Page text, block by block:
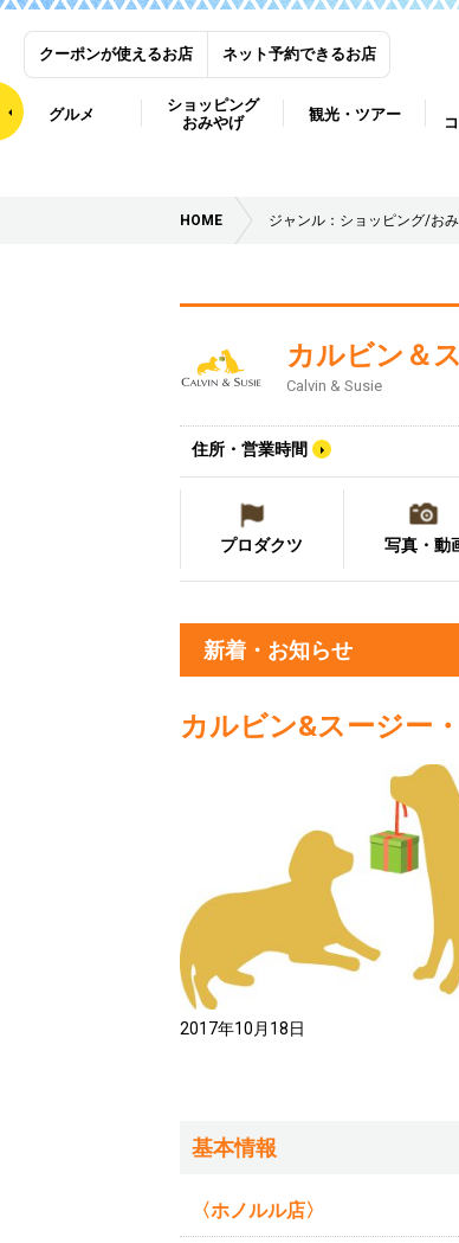
クーポンが使えるお店 ネット予約できるお店
グルメ
ショッピング
おみやげ
観光・ツアー
HOME ジャンル：ショッピング/お
カルビン＆
Calvin & Susie
住所・営業時間
プロダクツ 写真・動
新着・お知らせ
カルビン&スージー
2017年10月18日
基本情報
〈ホノルル店〉